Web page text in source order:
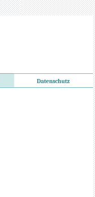
Datenschutz